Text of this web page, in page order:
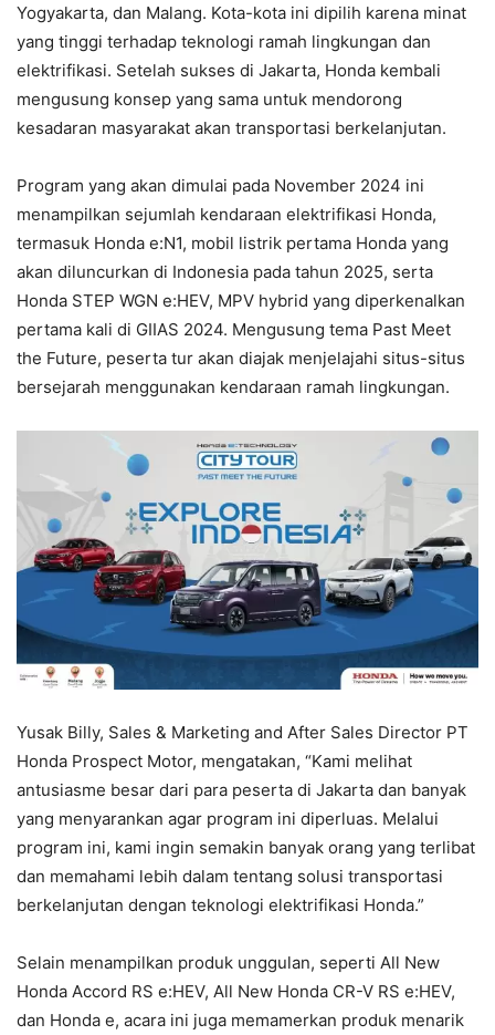
Yogyakarta, dan Malang. Kota-kota ini dipilih karena minat
yang tinggi terhadap teknologi ramah lingkungan dan
elektrifikasi. Setelah sukses di Jakarta, Honda kembali
mengusung konsep yang sama untuk mendorong
kesadaran masyarakat akan transportasi berkelanjutan.
Program yang akan dimulai pada November 2024 ini
menampilkan sejumlah kendaraan elektrifikasi Honda,
termasuk Honda e:N1, mobil listrik pertama Honda yang
akan diluncurkan di Indonesia pada tahun 2025, serta
Honda STEP WGN e:HEV, MPV hybrid yang diperkenalkan
pertama kali di GIIAS 2024. Mengusung tema Past Meet
the Future, peserta tur akan diajak menjelajahi situs-situs
bersejarah menggunakan kendaraan ramah lingkungan.
Yusak Billy, Sales & Marketing and After Sales Director PT
Honda Prospect Motor, mengatakan, “Kami melihat
antusiasme besar dari para peserta di Jakarta dan banyak
yang menyarankan agar program ini diperluas. Melalui
program ini, kami ingin semakin banyak orang yang terlibat
dan memahami lebih dalam tentang solusi transportasi
berkelanjutan dengan teknologi elektrifikasi Honda.”
Selain menampilkan produk unggulan, seperti All New
Honda Accord RS e:HEV, All New Honda CR-V RS e:HEV,
dan Honda e, acara ini juga memamerkan produk menarik